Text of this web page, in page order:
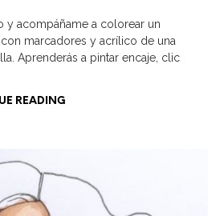
y acompáñame a colorear un
marcadores y acrílico de una
Aprenderás a pintar encaje, clic
READING